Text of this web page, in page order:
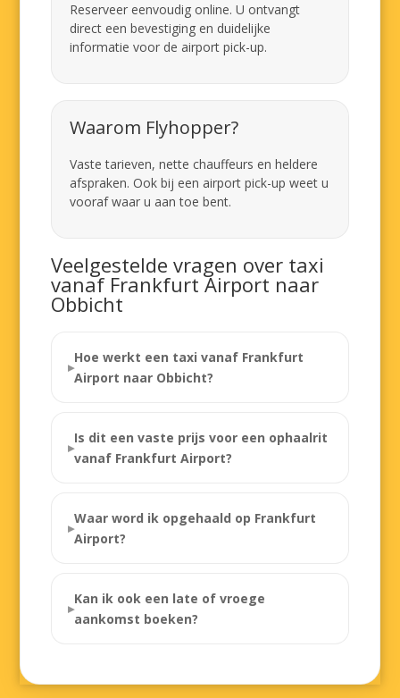
Reserveer eenvoudig online. U ontvangt
direct een bevestiging en duidelijke
informatie voor de airport pick-up.
Waarom Flyhopper?
Vaste tarieven, nette chauffeurs en heldere
afspraken. Ook bij een airport pick-up weet u
vooraf waar u aan toe bent.
Veelgestelde vragen over taxi
vanaf Frankfurt Airport naar
Obbicht
Hoe werkt een taxi vanaf Frankfurt
Airport naar Obbicht?
Is dit een vaste prijs voor een ophaalrit
vanaf Frankfurt Airport?
Waar word ik opgehaald op Frankfurt
Airport?
Kan ik ook een late of vroege
aankomst boeken?